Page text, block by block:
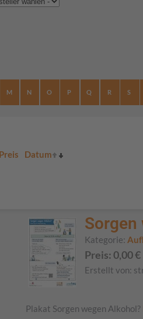
M N O P Q R S
Preis Datum
Sorgen
Kategorie:
Preis: 0,00€
Erstellt von:
Plakat Sorgen wegen Alkohol?